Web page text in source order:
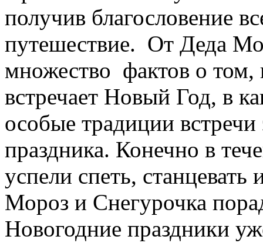
получив благословение
путешествие. От Деда
множество фактов о
встречает Новый Год, в
особые традиции встречи
праздника. Конечно в
успели спеть, станцевать
Мороз и Снегурочка
Новогодние праздники